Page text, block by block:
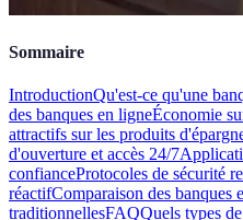
Sommaire
IntroductionQu'est-ce qu'une
des banques en ligneÉconomie
attractifs sur les produits
d'ouverture et accès 24/7
confianceProtocoles de sécurité
réactifComparaison des banques
traditionnellesFAQQuels types